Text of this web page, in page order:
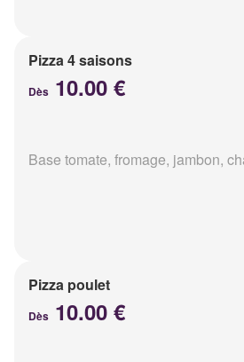
Pizza 4 saisons
Dès 10.00 €
Base tomate, fromage, jambon,
Pizza poulet
Dès 10.00 €